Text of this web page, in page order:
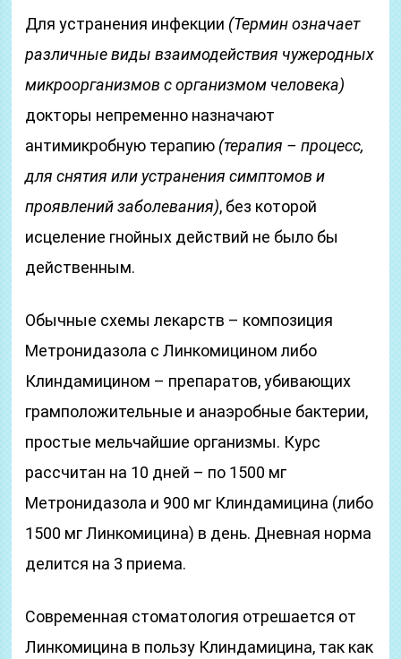
Для устранения инфекции (Термин означает
различные виды взаимодействия чужеродных
микроорганизмов с организмом человека)
докторы непременно назначают
антимикробную терапию (терапия – процесс,
для снятия или устранения симптомов и
проявлений заболевания), без которой
исцеление гнойных действий не было бы
действенным.
Обычные схемы лекарств – композиция
Метронидазола с Линкомицином либо
Клиндамицином – препаратов, убивающих
грамположительные и анаэробные бактерии,
простые мельчайшие организмы. Курс
рассчитан на 10 дней – по 1500 мг
Метронидазола и 900 мг Клиндамицина (либо
1500 мг Линкомицина) в день. Дневная норма
делится на 3 приема.
Современная стоматология отрешается от
Линкомицина в пользу Клиндамицина, так как